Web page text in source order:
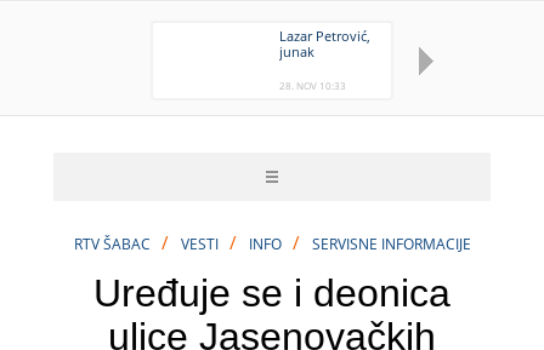
Lazar Petrović,
junak
28. NOV 10:33
RTV ŠABAC / VESTI / INFO / SERVISNE INFORMACIJE
Uređuje se i deonica
ulice Jasenovačkih